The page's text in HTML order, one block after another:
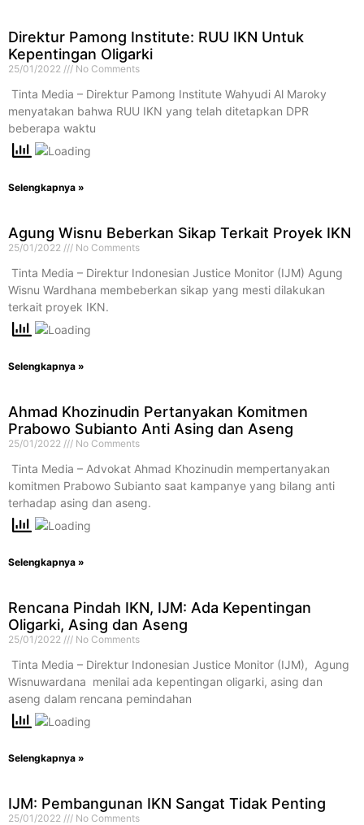
Direktur Pamong Institute: RUU IKN Untuk
Kepentingan Oligarki
25/01/2022 No Comments
​ Tinta Media – Direktur Pamong Institute Wahyudi Al Maroky
menyatakan bahwa RUU IKN yang telah ditetapkan DPR
beberapa waktu
Selengkapnya »
Agung Wisnu Beberkan Sikap Terkait Proyek IKN
25/01/2022 No Comments
​ Tinta Media – Direktur Indonesian Justice Monitor (IJM) Agung
Wisnu Wardhana membeberkan sikap yang mesti dilakukan
terkait proyek IKN.
Selengkapnya »
Ahmad Khozinudin Pertanyakan Komitmen
Prabowo Subianto Anti Asing dan Aseng
25/01/2022 No Comments
​ Tinta Media – Advokat Ahmad Khozinudin mempertanyakan
komitmen Prabowo Subianto saat kampanye yang bilang anti
terhadap asing dan aseng.
Selengkapnya »
Rencana Pindah IKN, IJM: Ada Kepentingan
Oligarki, Asing dan Aseng
25/01/2022 No Comments
​ Tinta Media – Direktur Indonesian Justice Monitor (IJM), Agung
Wisnuwardana menilai ada kepentingan oligarki, asing dan
aseng dalam rencana pemindahan
Selengkapnya »
IJM: Pembangunan IKN Sangat Tidak Penting
25/01/2022 No Comments